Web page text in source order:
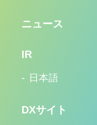
ニュース
IR
日本語
DXサイト